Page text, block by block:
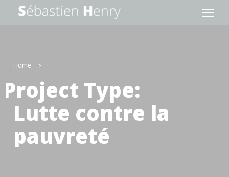
Home
Project Type:
Lutte contre la
pauvreté